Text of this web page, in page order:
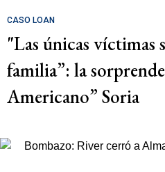
CASO LOAN
"Las únicas víctimas
familia”: la
Americano” Soria